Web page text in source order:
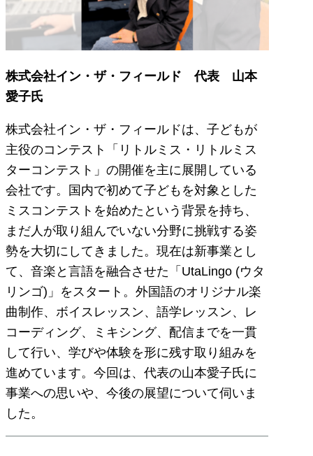
株式会社イン・ザ・フィールド 代表 山本
愛子氏
株式会社イン・ザ・フィールドは、子どもが
主役のコンテスト「リトルミス・リトルミス
ターコンテスト」の開催を主に展開している
会社です。国内で初めて子どもを対象とした
ミスコンテストを始めたという背景を持ち、
まだ人が取り組んでいない分野に挑戦する姿
勢を大切にしてきました。現在は新事業とし
て、音楽と言語を融合させた「UtaLingo (ウタ
リンゴ)」をスタート。外国語のオリジナル楽
曲制作、ボイスレッスン、語学レッスン、レ
コーディング、ミキシング、配信までを一貫
して行い、学びや体験を形に残す取り組みを
進めています。今回は、代表の山本愛子氏に
事業への思いや、今後の展望について伺いま
した。